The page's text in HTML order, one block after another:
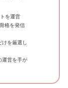
を運営
格を発信
を厳選し
運営を手が